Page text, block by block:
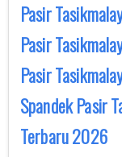
Pasir
Pasir
Pasir
Spandek Pasir
Terbaru 2026